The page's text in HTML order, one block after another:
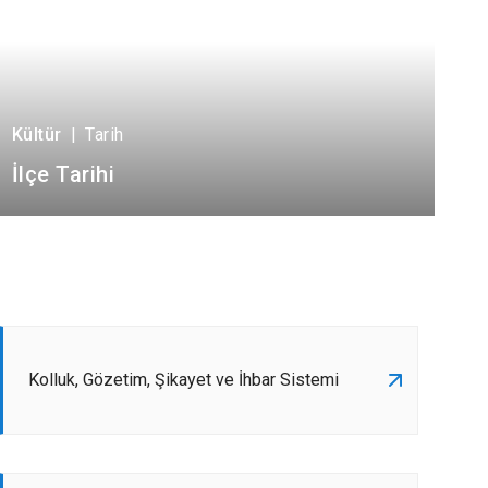
Kültür | Tarih
İlçe Tarihi
Kolluk, Gözetim, Şikayet ve İhbar Sistemi